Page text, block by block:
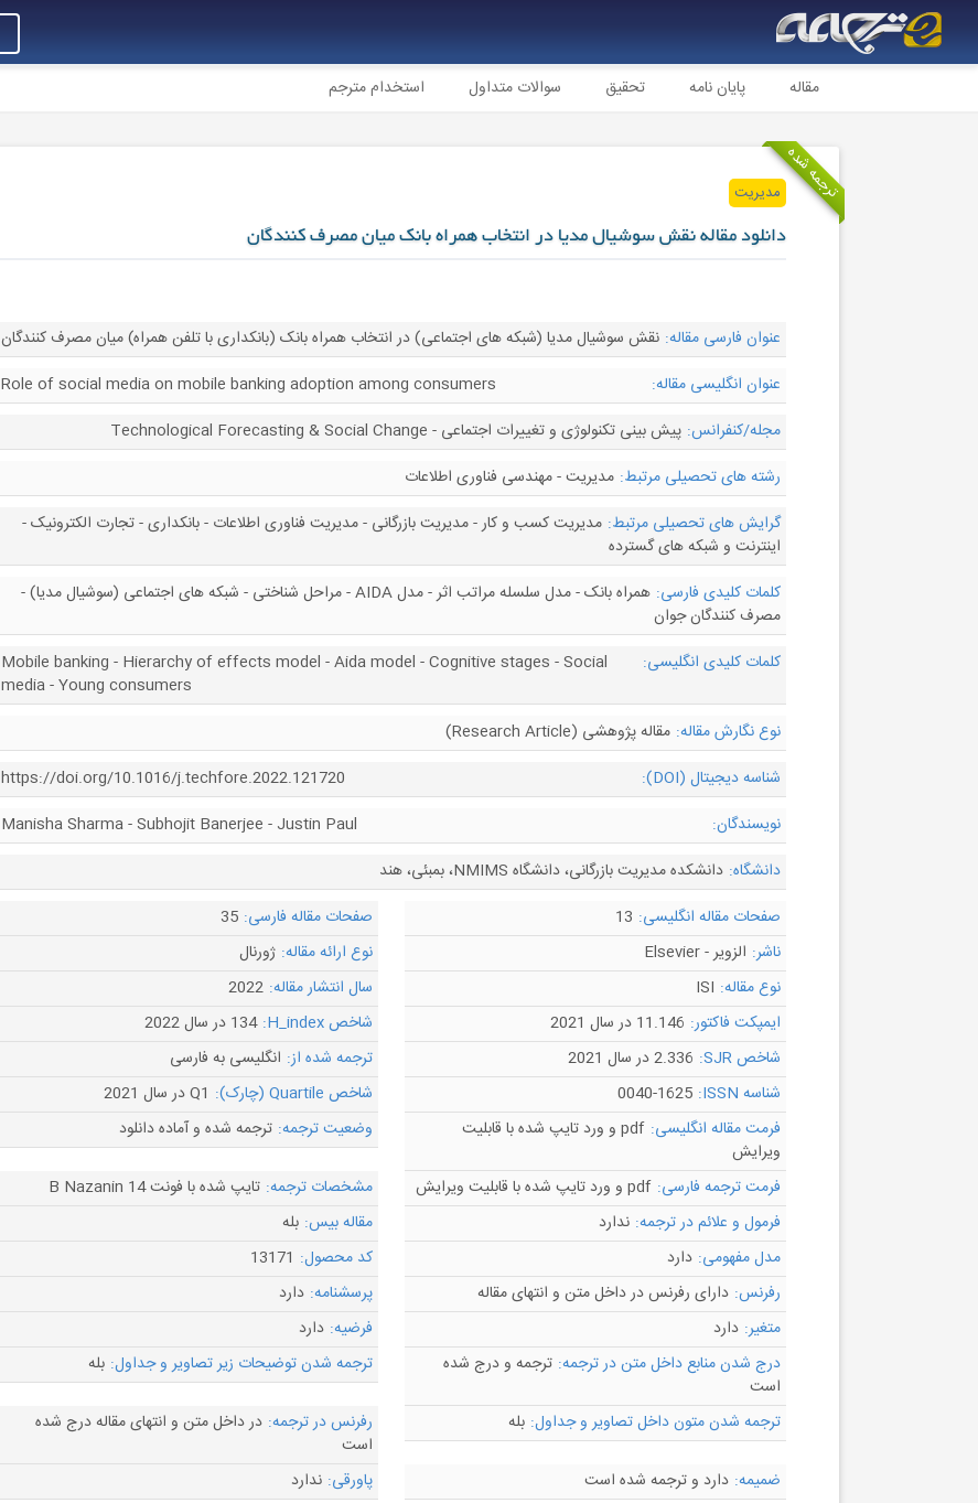
مقاله پایان نامه تحقیق سوالات متداول استخدام مترجم
ترجمه شدهمدیریت
دانلود مقاله نقش سوشیال مدیا در انتخاب همراه بانک میان مصرف کنندگان
عنوان فارسی مقاله: نقش سوشیال مدیا (شبکه های اجتماعی) در انتخاب همراه بانک (بانکداری با تلفن همراه) میان مصرف کنندگان
عنوان انگلیسی مقاله:
Role of social media on mobile banking adoption among consumers
مجله/کنفرانس: پیش بینی تکنولوژی و تغییرات اجتماعی - Technological Forecasting & Social Change
رشته های تحصیلی مرتبط: مدیریت - مهندسی فناوری اطلاعات
گرایش های تحصیلی مرتبط: مدیریت کسب و کار - مدیریت بازرگانی - مدیریت فناوری اطلاعات - بانکداری - تجارت الکترونیک -
اینترنت و شبکه های گسترده
کلمات کلیدی فارسی:
همراه بانک - مدل سلسله مراتب اثر - مدل AIDA - مراحل شناختی - شبکه های اجتماعی (سوشیال مدیا) -
مصرف کنندگان جوان
کلمات کلیدی انگلیسی:
Mobile banking - Hierarchy of effects model - Aida model - Cognitive stages - Social
media - Young consumers
نوع نگارش مقاله: مقاله پژوهشی (Research Article)
شناسه دیجیتال (DOI):
https://doi.org/10.1016/j.techfore.2022.121720
نویسندگان:
Manisha Sharma - Subhojit Banerjee - Justin Paul
دانشگاه: دانشکده مدیریت بازرگانی، دانشگاه NMIMS، بمبئی، هند
صفحات مقاله انگلیسی: 13 صفحات مقاله فارسی: 35
ناشر: الزویر - Elsevier نوع ارائه مقاله: ژورنال
نوع مقاله: ISI سال انتشار مقاله: 2022
ایمپکت فاکتور: 11.146 در سال 2021 شاخص H_index:
134 در سال 2022
شاخص SJR:
2.336 در سال 2021 ترجمه شده از: انگلیسی به فارسی
شناسه ISSN:
0040-1625 شاخص Quartile (چارک):
Q1 در سال 2021
فرمت مقاله انگلیسی:
pdf و ورد تایپ شده با قابلیت
ویرایش
وضعیت ترجمه: ترجمه شده و آماده دانلود
فرمت ترجمه فارسی: pdf و ورد تایپ شده با قابلیت ویرایش مشخصات ترجمه: تایپ شده با فونت B Nazanin 14
فرمول و علائم در ترجمه: ندارد مقاله بیس: بله
مدل مفهومی: دارد کد محصول: 13171
رفرنس: دارای رفرنس در داخل متن و انتهای مقاله پرسشنامه: دارد
متغیر: دارد فرضیه: دارد
درج شدن منابع داخل متن در ترجمه: ترجمه و درج شده
است
ترجمه شدن توضیحات زیر تصاویر و جداول: بله
ترجمه شدن متون داخل تصاویر و جداول: بله رفرنس در ترجمه: در داخل متن و انتهای مقاله درج شده
است
ضمیمه: دارد و ترجمه شده است پاورقی: ندارد